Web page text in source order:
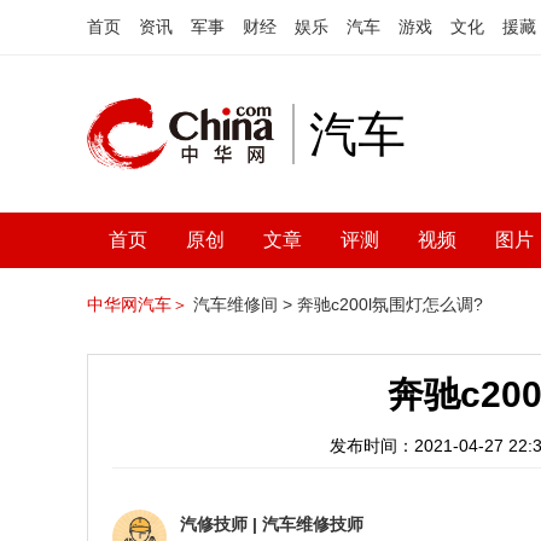
首页 资讯 军事 财经 娱乐 汽车 游戏 文化 援藏
汽车
首页 原创 文章 评测 视频 图片
中华网汽车＞ 汽车维修间 > 奔驰c200l氛围灯怎么调?
奔驰
发布时间：2021-04-27
汽修技师 | 汽车维修技师